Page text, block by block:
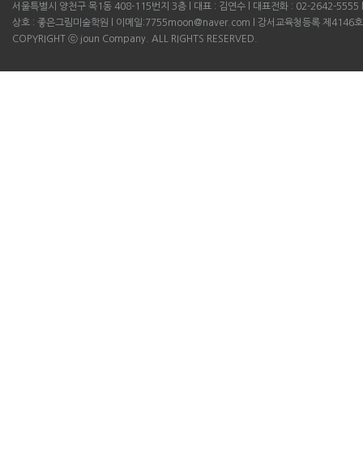
서울특별시 양천구 목1동 408-115번지 3층 l 대표 : 김연수 l 대표전화 : 02-2642-
상호 : 좋은그림미술학원 l 이메일:7755moon@naver.com l 강서교육청등록 제4146호
COPYRIGHT ⓒ joun Company. ALL RIGHTS RESERVED.